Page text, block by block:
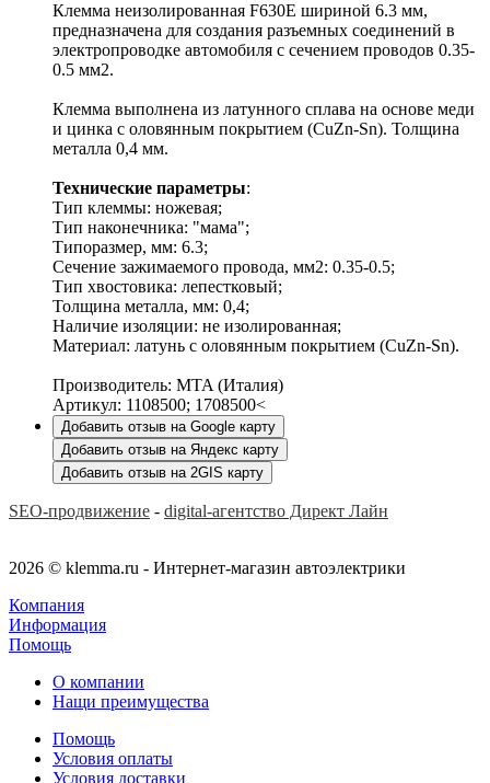
Клемма неизолированная F630E шириной 6.3 мм,
предназначена для создания разъемных соединений в
электропроводке автомобиля с сечением проводов 0.35-
0.5 мм2.
Клемма выполнена из латунного сплава на основе меди
и цинка с оловянным покрытием (CuZn-Sn). Толщина
металла 0,4 мм.
Технические параметры:
Тип клеммы: ножевая;
Тип наконечника: "мама";
Типоразмер, мм: 6.3;
Сечение зажимаемого провода, мм2: 0.35-0.5;
Тип хвостовика: лепестковый;
Толщина металла, мм: 0,4;
Наличие изоляции: не изолированная;
Материал: латунь с оловянным покрытием (CuZn-Sn).
Производитель: MTA (Италия)
Артикул: 1108500; 1708500<
Добавить отзыв на Google карту
Добавить отзыв на Яндекс карту
Добавить отзыв на 2GIS карту
SEO-продвижение - digital-агентство Директ Лайн
2026 © klemma.ru - Интернет-магазин автоэлектрики
Компания
Информация
Помощь
О компании
Нащи преимущества
Помощь
Условия оплаты
Условия доставки